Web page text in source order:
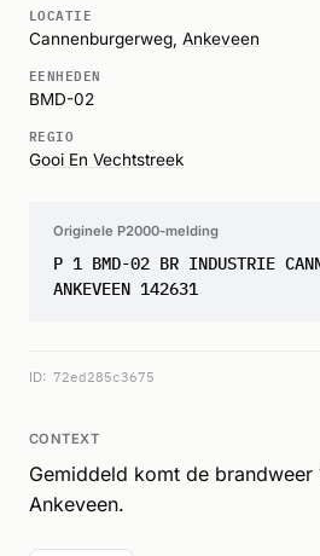
LOCATIE
Cannenburgerweg, Ankeveen
EENHEDEN
BMD-02
REGIO
Gooi En Vechtstreek
Originele P2000-melding
P 1 BMD-02 BR INDUSTRIE
ANKEVEEN 142631
ID: 72ed285c3675
CONTEXT
Gemiddeld komt de
Ankeveen.